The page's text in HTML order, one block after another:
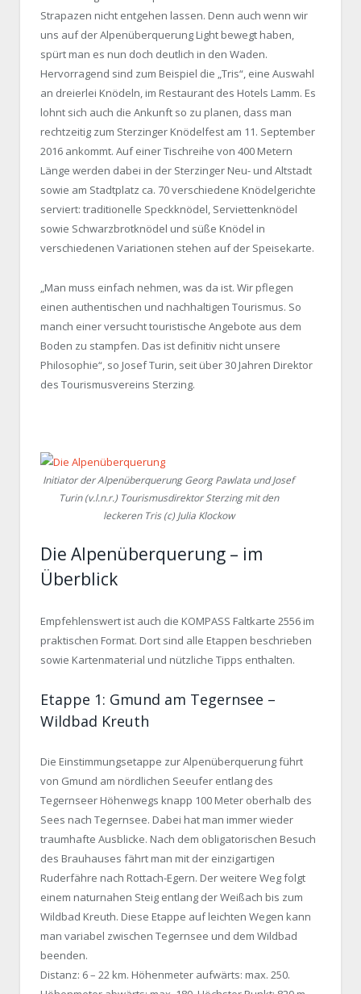
Strapazen nicht entgehen lassen. Denn auch wenn wir
uns auf der Alpenüberquerung Light bewegt haben,
spürt man es nun doch deutlich in den Waden.
Hervorragend sind zum Beispiel die „Tris“, eine Auswahl
an dreierlei Knödeln, im Restaurant des Hotels Lamm. Es
lohnt sich auch die Ankunft so zu planen, dass man
rechtzeitig zum Sterzinger Knödelfest am 11. September
2016 ankommt. Auf einer Tischreihe von 400 Metern
Länge werden dabei in der Sterzinger Neu- und Altstadt
sowie am Stadtplatz ca. 70 verschiedene Knödelgerichte
serviert: traditionelle Speckknödel, Serviettenknödel
sowie Schwarzbrotknödel und süße Knödel in
verschiedenen Variationen stehen auf der Speisekarte.
„Man muss einfach nehmen, was da ist. Wir pflegen
einen authentischen und nachhaltigen Tourismus. So
manch einer versucht touristische Angebote aus dem
Boden zu stampfen. Das ist definitiv nicht unsere
Philosophie“, so Josef Turin, seit über 30 Jahren Direktor
des Tourismusvereins Sterzing.
Initiator der Alpenüberquerung Georg Pawlata und Josef
Turin (v.l.n.r.) Tourismusdirektor Sterzing mit den
leckeren Tris (c) Julia Klockow
Die Alpenüberquerung – im
Überblick
Empfehlenswert ist auch die KOMPASS Faltkarte 2556 im
praktischen Format. Dort sind alle Etappen beschrieben
sowie Kartenmaterial und nützliche Tipps enthalten.
Etappe 1: Gmund am Tegernsee –
Wildbad Kreuth
Die Einstimmungsetappe zur Alpenüberquerung führt
von Gmund am nördlichen Seeufer entlang des
Tegernseer Höhenwegs knapp 100 Meter oberhalb des
Sees nach Tegernsee. Dabei hat man immer wieder
traumhafte Ausblicke. Nach dem obligatorischen Besuch
des Brauhauses fährt man mit der einzigartigen
Ruderfähre nach Rottach-Egern. Der weitere Weg folgt
einem naturnahen Steig entlang der Weißach bis zum
Wildbad Kreuth. Diese Etappe auf leichten Wegen kann
man variabel zwischen Tegernsee und dem Wildbad
beenden.
Distanz: 6 – 22 km. Höhenmeter aufwärts: max. 250.